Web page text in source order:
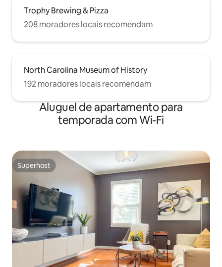
Trophy Brewing & Pizza
208 moradores locais recomendam
North Carolina Museum of History
192 moradores locais recomendam
Aluguel de apartamento para
temporada com Wi-Fi
Superhost
Superhost